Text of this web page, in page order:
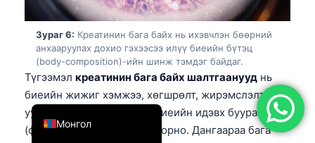
Зураг 6: Креатинин бага байх нь ихэвчлэн бөөрний
анхааруулах дохио гэхээсээ илүү биеийн бүтэц
(body-composition)-ийн шинж тэмдэг байдаг.
Түгээмэл креатинин бага байх шалтгаанууд нь
биеийн жижиг хэмжээ, хөгшрөлт, жирэмслэлт,
уураг бага хэрэглэх, мөн биеийн идэвх буурах
(физик дезкондишн) зэрэг орно. Дангаараа бага
Монгол
English
Deutsch
العربية
Français
עִבְרִית